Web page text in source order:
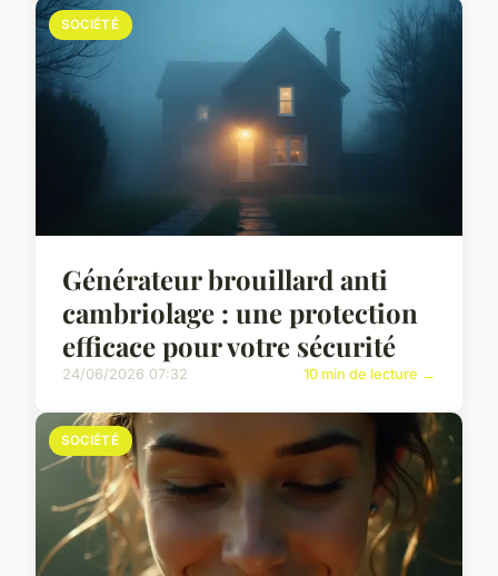
SOCIÉTÉ
Générateur brouillard anti
cambriolage : une protection
efficace pour votre sécurité
24/06/2026 07:32 10 min de lecture →
SOCIÉTÉ